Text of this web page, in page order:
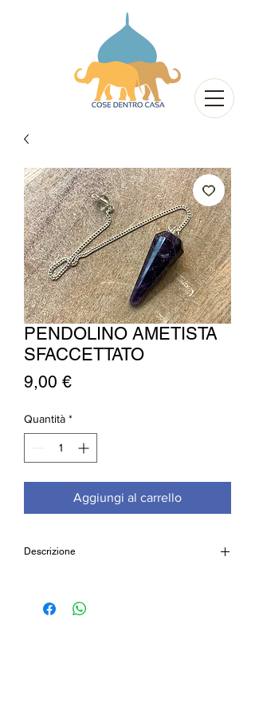
PENDOLINO AMETISTA
SFACCETTATO
9,00 €Prezzo
Quantità *
Aggiungi al carrello
Descrizione